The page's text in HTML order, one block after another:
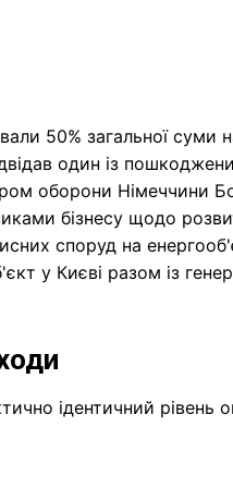
50% загальної суми
один із
оборони Німеччини
бізнесу щодо
споруд на
у Києві разом із
ідентичний рівень